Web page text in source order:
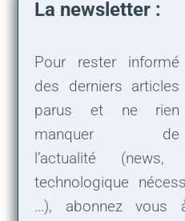
La newsletter :
Pour rester informé
des derniers articles
parus et ne rien
manquer de
l’actualité
technologique
…), abonnez vous